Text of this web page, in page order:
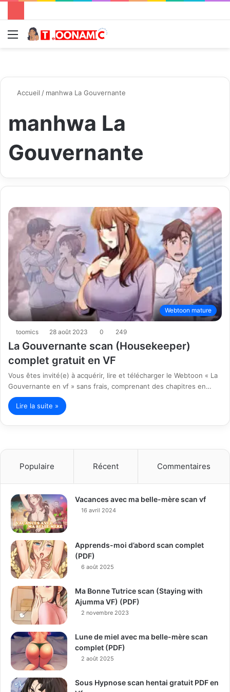
Menu
Accueil / manhwa La Gouvernante
manhwa La
Gouvernante
Webtoon mature
toomics 28 août 2023 0 249
La Gouvernante scan (Housekeeper)
complet gratuit en VF
Vous êtes invité(e) à acquérir, lire et télécharger le Webtoon « La
Gouvernante en vf » sans frais, comprenant des chapitres en…
Lire la suite »
Populaire Récent Commentaires
Vacances avec ma belle-mère scan vf
16 avril 2024
Apprends-moi d’abord scan complet
(PDF)
6 août 2025
Ma Bonne Tutrice scan (Staying with
Ajumma VF) (PDF)
2 novembre 2023
Lune de miel avec ma belle-mère scan
complet (PDF)
2 août 2025
Sous Hypnose scan hentai gratuit PDF en